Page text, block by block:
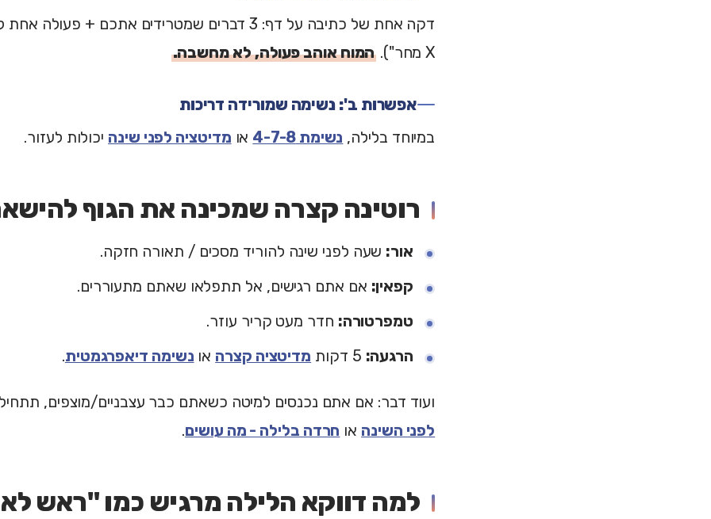
דקה אחת של כתיבה על דף: 3 דברים שמטרידים אתכם +
X מחר").
המוח אוהב פעולה, לא מחשבה.
אפשרות ב': נשימה שמורידה דריכות
במיוחד בלילה, נשימת 4-7-8 או מדיטציה לפני שינה יכולות לעזור.
רוטינה קצרה שמכינה את הגוף
אור: שעה לפני שינה להוריד מסכים / תאורה חזקה.
קפאין: אם אתם רגישים, אל תתפלאו שאתם מתעוררים.
טמפרטורה: חדר מעט קריר עוזר.
הרגעה:
מדיטציה קצרה או נשימה דיאפרגמטית.
ועוד דבר: אם אתם נכנסים למיטה כשאתם כבר עצבניים/מוצפים,
לפני השינה או חרדה בלילה - מה עושים.
למה דווקא הלילה מרגיש כמו "ראש